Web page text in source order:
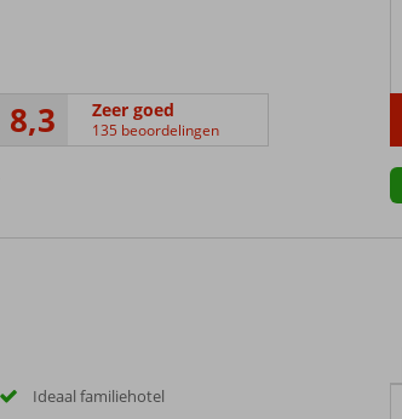
8,3 Zeer goed
135 beoordelingen
Ideaal familiehotel